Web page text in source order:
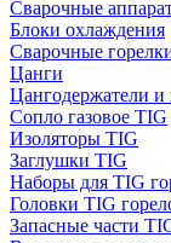
Сварочные
Блоки охлаждения
Сварочные
Цанги
Цангодержатели и
Сопло газовое TIG
Изоляторы TIG
Заглушки TIG
Наборы для TIG
Головки TIG
Запасные части